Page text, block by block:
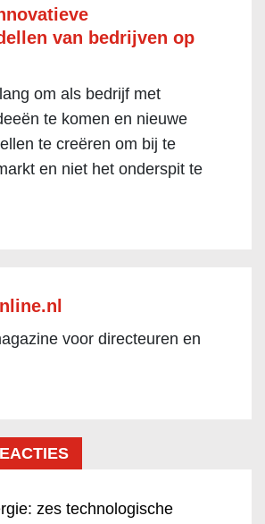
van bedrijven op
om als bedrijf met
te komen en nieuwe
te creëren om bij te
en niet het onderspit te
voor directeuren en
zes technologische